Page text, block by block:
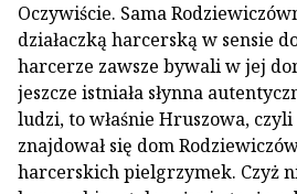
Oczywiście. Sama
działaczką harcerską w sensie
harcerze zawsze bywali w jej
jeszcze istniała słynna
ludzi, to właśnie Hruszowa,
znajdował się dom
harcerskich pielgrzymek. Czyż